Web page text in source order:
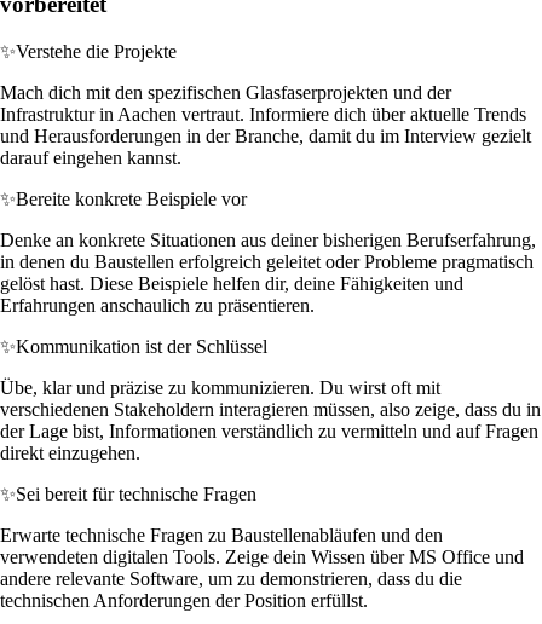
✨Verstehe die Projekte
Mach dich mit den spezifischen Glasfaserprojekten und der
Infrastruktur in Aachen vertraut. Informiere dich über aktuelle Trends
und Herausforderungen in der Branche, damit du im Interview gezielt
darauf eingehen kannst.
✨Bereite konkrete Beispiele vor
Denke an konkrete Situationen aus deiner bisherigen Berufserfahrung,
in denen du Baustellen erfolgreich geleitet oder Probleme pragmatisch
gelöst hast. Diese Beispiele helfen dir, deine Fähigkeiten und
Erfahrungen anschaulich zu präsentieren.
✨Kommunikation ist der Schlüssel
Übe, klar und präzise zu kommunizieren. Du wirst oft mit
verschiedenen Stakeholdern interagieren müssen, also zeige, dass du in
der Lage bist, Informationen verständlich zu vermitteln und auf Fragen
direkt einzugehen.
✨Sei bereit für technische Fragen
Erwarte technische Fragen zu Baustellenabläufen und den
verwendeten digitalen Tools. Zeige dein Wissen über MS Office und
andere relevante Software, um zu demonstrieren, dass du die
technischen Anforderungen der Position erfüllst.